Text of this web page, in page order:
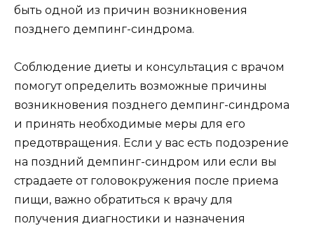
быть одной из причин возникновения
позднего демпинг-синдрома.
Соблюдение диеты и консультация с врачом
помогут определить возможные причины
возникновения позднего демпинг-синдрома
и принять необходимые меры для его
предотвращения. Если у вас есть подозрение
на поздний демпинг-синдром или если вы
страдаете от головокружения после приема
пищи, важно обратиться к врачу для
получения диагностики и назначения